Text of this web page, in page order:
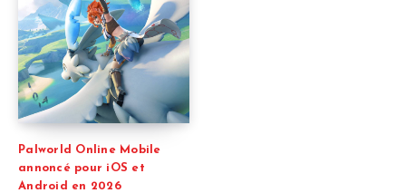
Palworld Online Mobile
annoncé pour iOS et
Android en 2026